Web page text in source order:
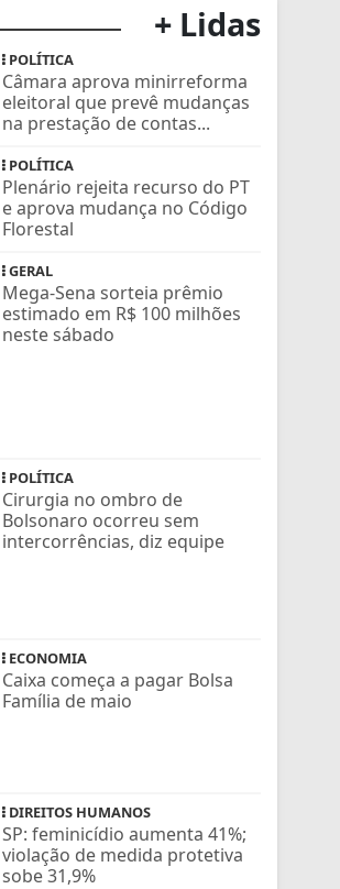
+ Lidas
POLÍTICA
Câmara aprova minirreforma
eleitoral que prevê mudanças
na prestação de contas...
POLÍTICA
Plenário rejeita recurso do PT
e aprova mudança no Código
Florestal
GERAL
Mega-Sena sorteia prêmio
estimado em R$ 100 milhões
neste sábado
POLÍTICA
Cirurgia no ombro de
Bolsonaro ocorreu sem
intercorrências, diz equipe
ECONOMIA
Caixa começa a pagar Bolsa
Família de maio
DIREITOS HUMANOS
SP: feminicídio aumenta 41%;
violação de medida protetiva
sobe 31,9%